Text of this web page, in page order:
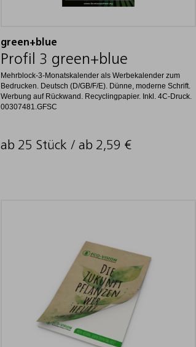
green+blue
Profil 3 green+blue
Mehrblock-3-Monatskalender als Werbekalender zum
Bedrucken. Deutsch (D/GB/F/E). Dünne, moderne Schrift.
Werbung auf Rückwand. Recyclingpapier. Inkl. 4C-Druck.
00307481.GFSC
ab 25 Stück / ab 2,59 €